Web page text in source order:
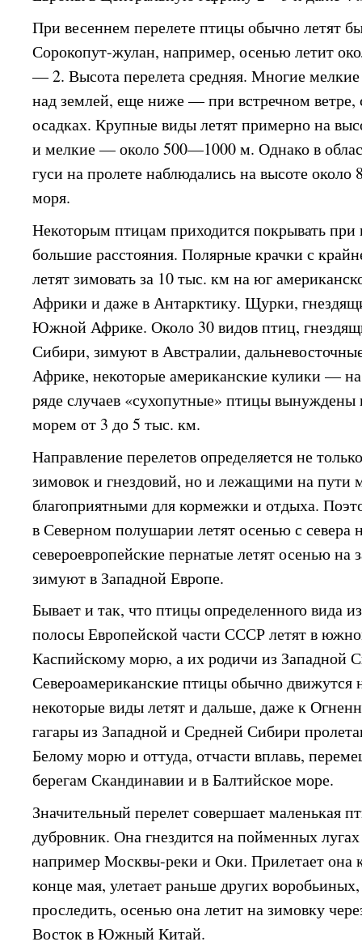
При весеннем перелете птицы обычно летят
Сорокопут-жулан, например, осенью летит
— 2. Высота перелета средняя. Многие
над землей, еще ниже — при встречном ветре,
осадках. Крупные виды летят примерно на
и мелкие — около 500—1000 м. Однако в
гуси на пролете наблюдались на высоте
моря.
Некоторым птицам приходится покрывать при
большие расстояния. Полярные крачки с
летят зимовать за 10 тыс. км на юг
Африки и даже в Антарктику. Щурки,
Южной Африке. Около 30 видов птиц,
Сибири, зимуют в Австралии,
Африке, некоторые американские кулики —
ряде случаев «сухопутные» птицы
морем от 3 до 5 тыс. км.
Направление перелетов определяется не
зимовок и гнездовий, но и лежащими на пути
благоприятными для кормежки и отдыха.
в Северном полушарии летят осенью с
североевропейские пернатые летят осенью на
зимуют в Западной Европе.
Бывает и так, что птицы определенного вида
полосы Европейской части СССР летят в
Каспийскому морю, а их родичи из Западной
Североамериканские птицы обычно движутся
некоторые виды летят и дальше, даже к
гагары из Западной и Средней Сибири
Белому морю и оттуда, отчасти вплавь,
берегам Скандинавии и в Балтийское море.
Значительный перелет совершает маленькая
дубровник. Она гнездится на пойменных
например Москвы-реки и Оки. Прилетает она
конце мая, улетает раньше других
проследить, осенью она летит на зимовку
Восток в Южный Китай.